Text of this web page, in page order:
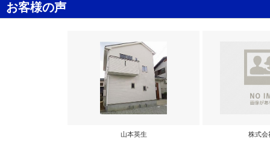
お客様の声
山本英生 株式会